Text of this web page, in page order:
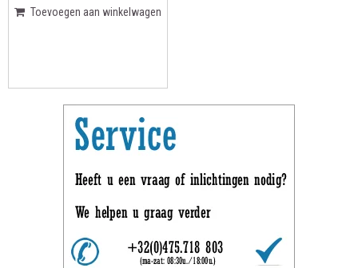
Toevoegen aan winkelwagen